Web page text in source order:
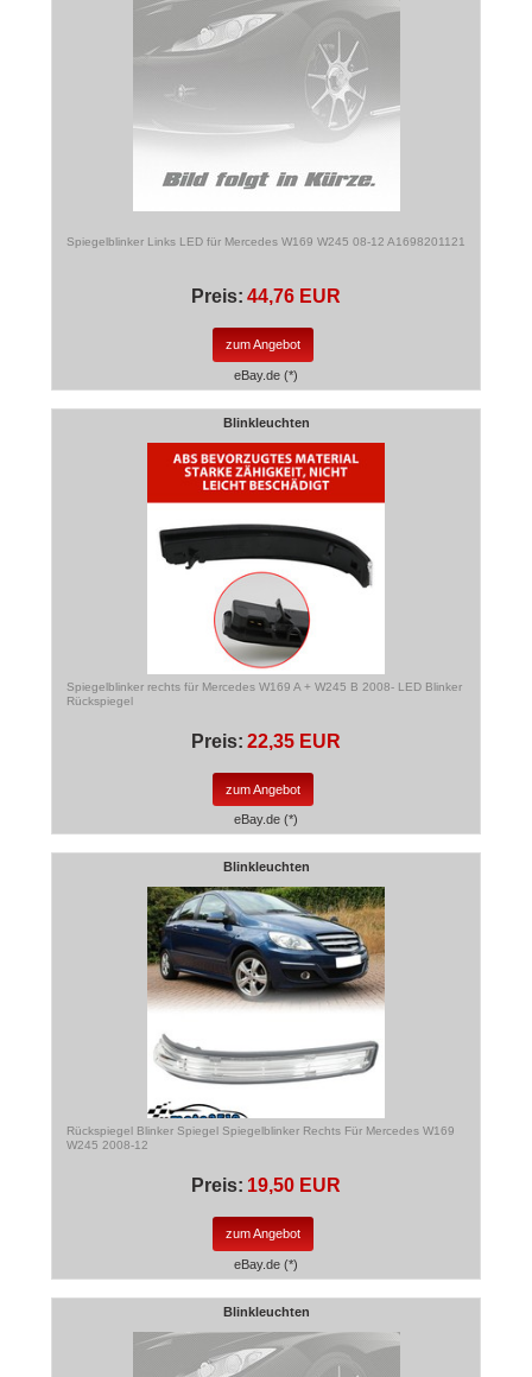
Spiegelblinker Links LED für Mercedes W169 W245 08-12 A1698201121
Preis: 44,76 EUR
zum Angebot
eBay.de (*)
Blinkleuchten
Spiegelblinker rechts für Mercedes W169 A + W245 B 2008- LED Blinker
Rückspiegel
Preis: 22,35 EUR
zum Angebot
eBay.de (*)
Blinkleuchten
Rückspiegel Blinker Spiegel Spiegelblinker Rechts Für Mercedes W169
W245 2008-12
Preis: 19,50 EUR
zum Angebot
eBay.de (*)
Blinkleuchten